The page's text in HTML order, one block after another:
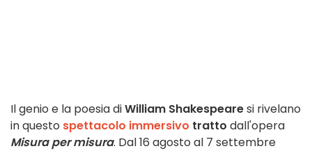
Il genio e la poesia diWilliam Shakespearesi rivelano
in questo spettacolo immersivo tratto dall'opera
Misura per misura. Dal 16 agosto al 7 settembre